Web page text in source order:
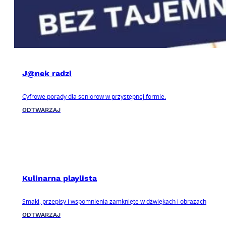
J@nek radzi
Cyfrowe porady dla seniorów w przystępnej formie.
ODTWARZAJ
Kulinarna playlista
Smaki, przepisy i wspomnienia zamknięte w dźwiękach i obrazach
ODTWARZAJ